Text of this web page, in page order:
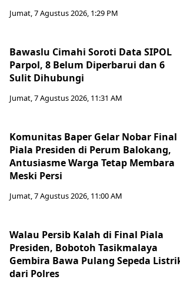
Jumat, 7 Agustus 2026, 1:29 PM
Bawaslu Cimahi Soroti Data SIPOL
Parpol, 8 Belum Diperbarui dan 6
Sulit Dihubungi
Jumat, 7 Agustus 2026, 11:31 AM
Komunitas Baper Gelar Nobar Final
Piala Presiden di Perum Balokang,
Antusiasme Warga Tetap Membara
Meski Persi
Jumat, 7 Agustus 2026, 11:00 AM
Walau Persib Kalah di Final Piala
Presiden, Bobotoh Tasikmalaya
Gembira Bawa Pulang Sepeda
dari Polres